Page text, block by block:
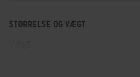
STØRRELSE OG VÆGT